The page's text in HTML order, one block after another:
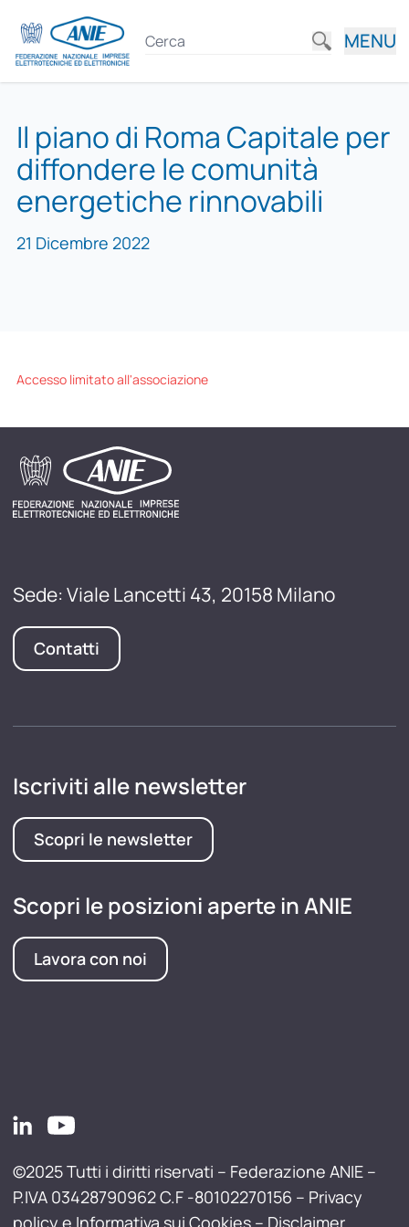
MENU
Il piano di Roma Capitale per
diffondere le comunità
energetiche rinnovabili
21 Dicembre 2022
Accesso limitato all'associazione
Sede: Viale Lancetti 43, 20158 Milano
Contatti
Iscriviti alle newsletter
Scopri le newsletter
Scopri le posizioni aperte in ANIE
Lavora con noi
©2025 Tutti i diritti riservati – Federazione ANIE –
P.IVA 03428790962 C.F -80102270156 – Privacy